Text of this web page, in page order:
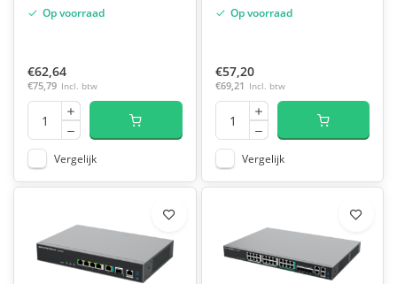
Op voorraad
€62,64
€75,79 Incl. btw
Vergelijk
Op voorraad
€57,20
€69,21 Incl. btw
Vergelijk